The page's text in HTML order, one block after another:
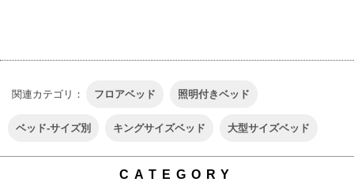
関連カテゴリ： フロアベッド 照明付きベッド
ベッド-サイズ別 キングサイズベッド 大型サイズベッド
CATEGORY